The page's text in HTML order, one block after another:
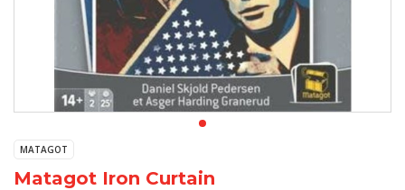
MATAGOT
Matagot Iron Curtain